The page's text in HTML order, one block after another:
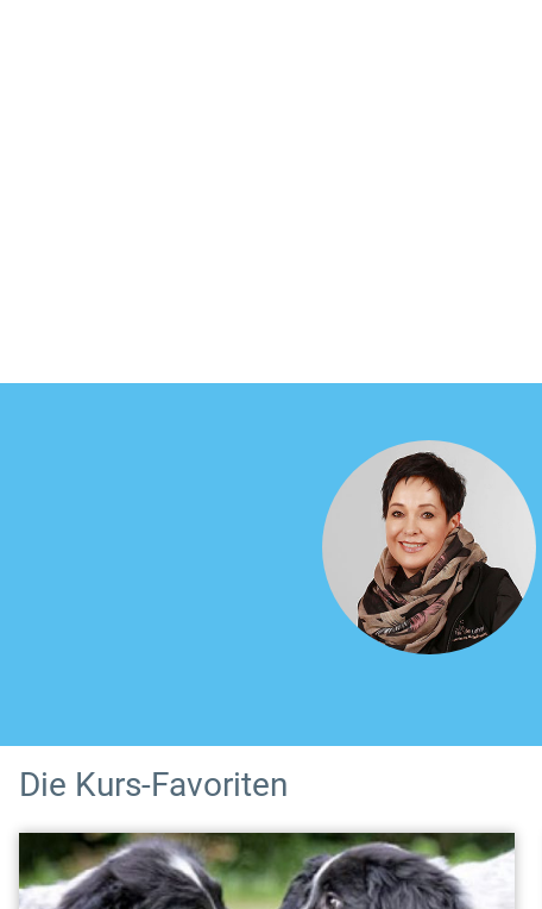
Die Kurs-Favoriten